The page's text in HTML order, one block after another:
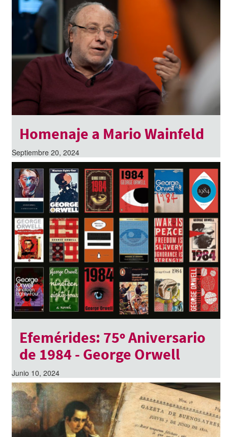
Homenaje a Mario Wainfeld
Septiembre 20, 2024
Efemérides: 75º Aniversario
de 1984 - George Orwell
Junio 10, 2024